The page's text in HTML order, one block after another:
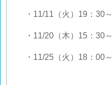
・ 11/11 （火） 19 ：30～
・ 11/20 （木） 15 ：30～
・ 11/25 （火） 18 ：00～